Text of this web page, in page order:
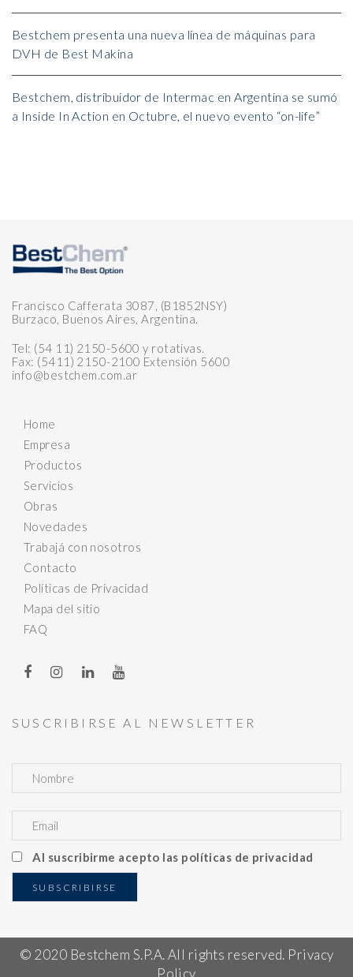
Bestchem presenta una nueva línea de máquinas para
DVH de Best Makina
Bestchem, distribuidor de Intermac en Argentina se sumó
a Inside In Action en Octubre, el nuevo evento “on-life”
Francisco Cafferata 3087, (B1852NSY)
Burzaco, Buenos Aires, Argentina.
Tel: (54 11) 2150-5600 y rotativas.
Fax: (5411) 2150-2100 Extensión 5600
info@bestchem.com.ar
Home
Empresa
Productos
Servicios
Obras
Novedades
Trabajá con nosotros
Contacto
Políticas de Privacidad
Mapa del sitio
FAQ
SUSCRIBIRSE AL NEWSLETTER
Al suscribirme acepto las políticas de privacidad
© 2020 Bestchem S.P.A. All rights reserved. Privacy
Policy